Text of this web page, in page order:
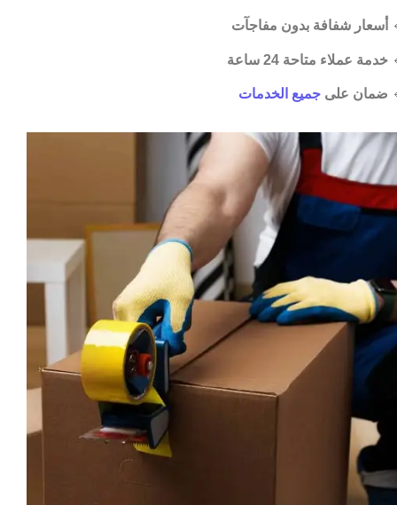
أسعار شفافة بدون مفاجآت
خدمة عملاء متاحة 24 ساعة
ضمان على جميع الخدمات